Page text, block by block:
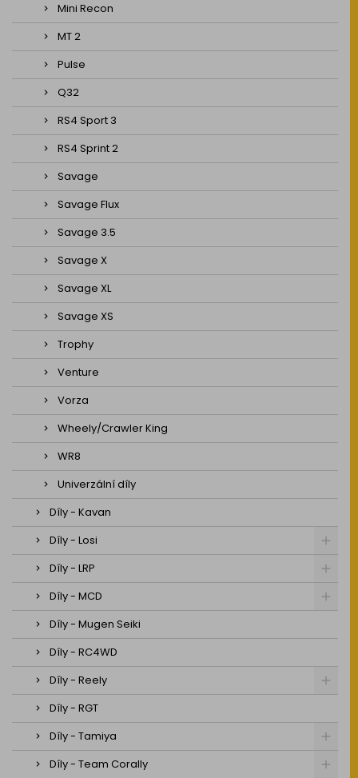
Mini Recon
MT 2
Pulse
Q32
RS4 Sport 3
RS4 Sprint 2
Savage
Savage Flux
Savage 3.5
Savage X
Savage XL
Savage XS
Trophy
Venture
Vorza
Wheely/Crawler King
WR8
Univerzální díly
Díly - Kavan
Díly - Losi
Díly - LRP
Díly - MCD
Díly - Mugen Seiki
Díly - RC4WD
Díly - Reely
Díly - RGT
Díly - Tamiya
Díly - Team Corally